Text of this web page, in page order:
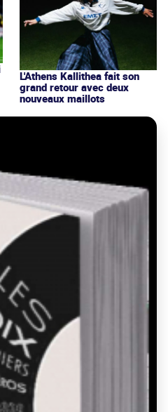
L'Athens Kallithea fait son
grand retour avec deux
nouveaux maillots